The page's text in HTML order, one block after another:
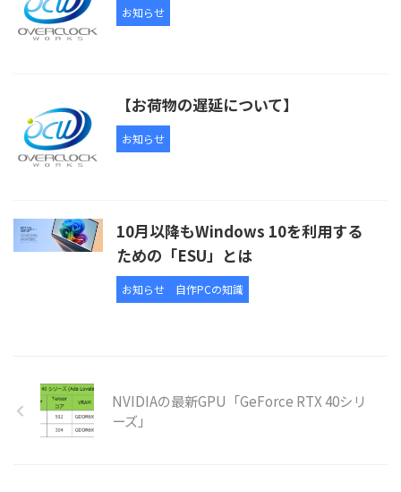
お知らせ
【お荷物の遅延について】
お知らせ
10月以降もWindows 10を利用する
ための「ESU」とは
お知らせ 自作PCの知識
NVIDIAの最新GPU「GeForce RTX 40シリ
ーズ」